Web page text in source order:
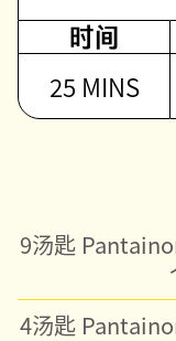
时间
25 MINS
9汤匙
4汤匙